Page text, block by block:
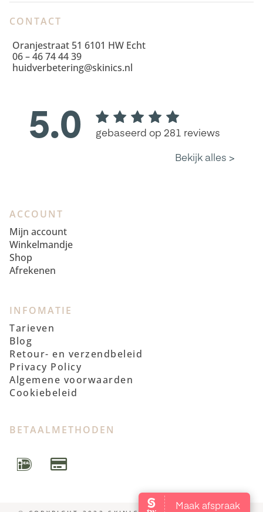
CONTACT
Oranjestraat 51 6101 HW Echt
06 – 46 74 44 39
huidverbetering@skinics.nl
ACCOUNT
Mijn account
Winkelmandje
Shop
Afrekenen
INFOMATIE
Tarieven
Blog
Retour- en verzendbeleid
Privacy Policy
Algemene voorwaarden
Cookiebeleid
BETAALMETHODEN